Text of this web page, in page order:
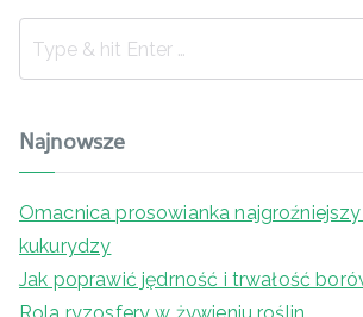
Najnowsze
Omacnica prosowianka
kukurydzy
Jak poprawić jędrność i trwałość